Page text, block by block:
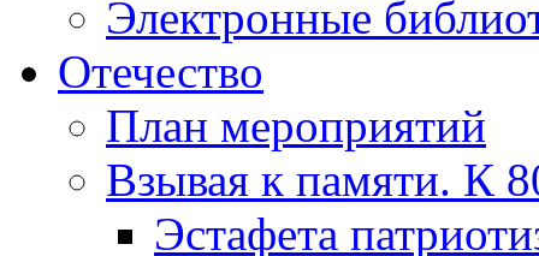
Электронные
Отечество
План мероприятий
Взывая к памяти. К
Эcтафета